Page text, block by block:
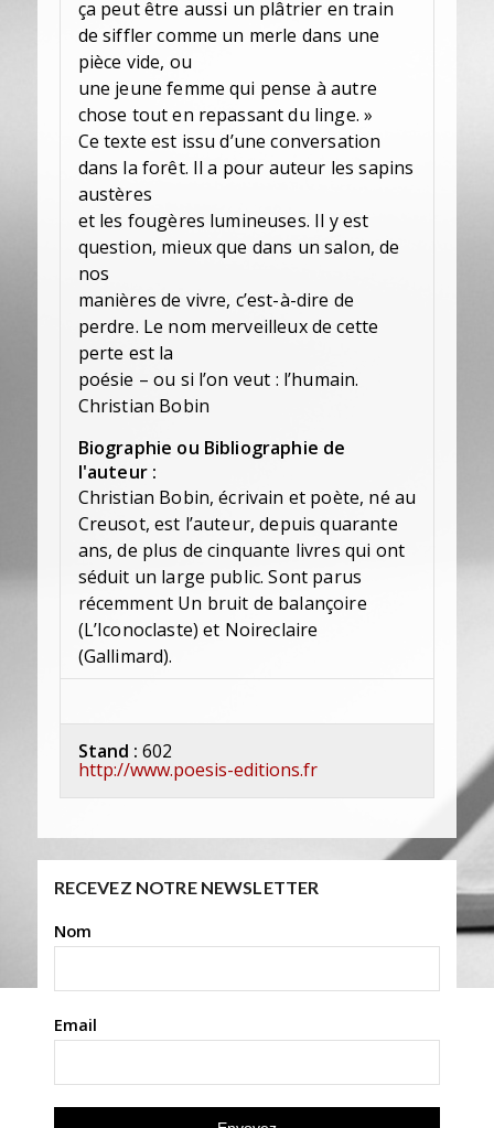
ça peut être aussi un plâtrier en train
de siffler comme un merle dans une
pièce vide, ou
une jeune femme qui pense à autre
chose tout en repassant du linge. »
Ce texte est issu d’une conversation
dans la forêt. Il a pour auteur les sapins
austères
et les fougères lumineuses. Il y est
question, mieux que dans un salon, de
nos
manières de vivre, c’est-à-dire de
perdre. Le nom merveilleux de cette
perte est la
poésie – ou si l’on veut : l’humain.
Christian Bobin
Biographie ou Bibliographie de
l'auteur :
Christian Bobin, écrivain et poète, né au
Creusot, est l’auteur, depuis quarante
ans, de plus de cinquante livres qui ont
séduit un large public. Sont parus
récemment Un bruit de balançoire
(L’Iconoclaste) et Noireclaire
(Gallimard).
Stand : 602
http://www.poesis-editions.fr
RECEVEZ NOTRE NEWSLETTER
Nom
Email